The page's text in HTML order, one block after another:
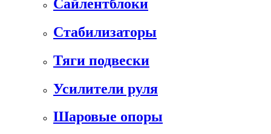
Сайлентблоки
Стабилизаторы
Тяги подвески
Усилители руля
Шаровые опоры